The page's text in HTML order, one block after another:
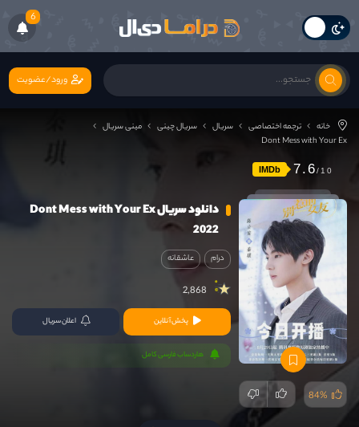
6
ورود/عضویت
خانه ترجمه اختصاصی سریال سریال چینی
مینی سریال
Dont Mess with Your Ex
IMDb 7.6
84%
دانلود سریال Dont Mess with Your Ex
2022
درام عاشقانه
2,868
پخش آنلاین اعلان سریال
هاردساب فارسی کامل